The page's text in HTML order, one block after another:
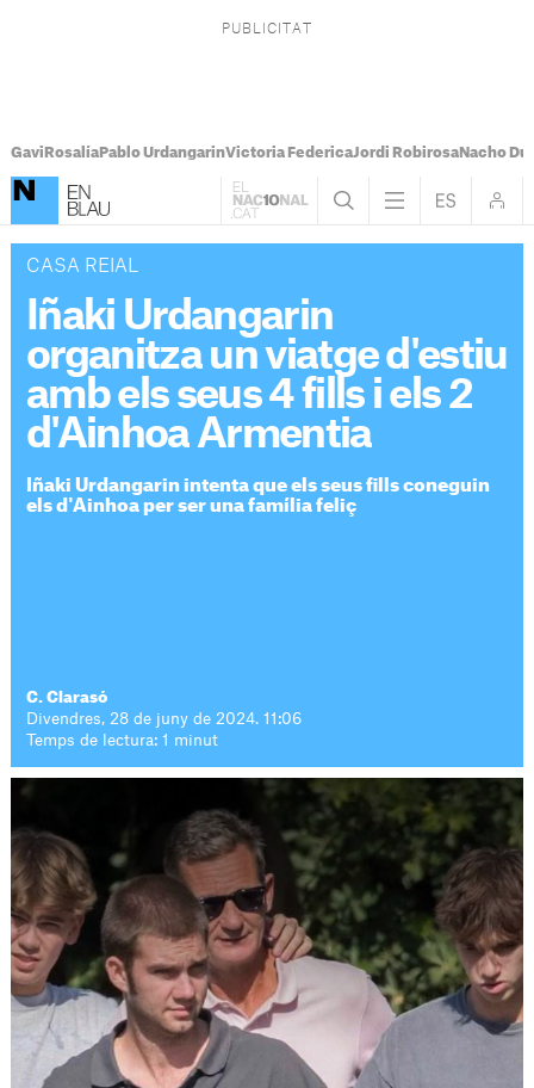
Gavi RosalíaPablo UrdangarinVictoria FedericaJordi RobirosaNacho
CASA REIAL
Iñaki Urdangarin
organitza un viatge d'estiu
amb els seus 4 fills i els 2
d'Ainhoa Armentia
Iñaki Urdangarin intenta que els seus fills coneguin
els d'Ainhoa per ser una família feliç
C. Clarasó
Divendres, 28 de juny de 2024. 11:06
Temps de lectura: 1 minut